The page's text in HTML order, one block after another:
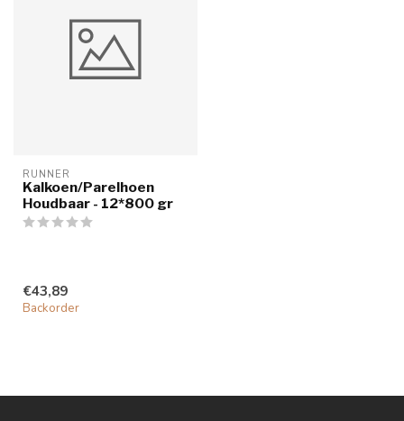
RUNNER
Kalkoen/Parelhoen
Houdbaar - 12*800 gr
€43,89
Backorder